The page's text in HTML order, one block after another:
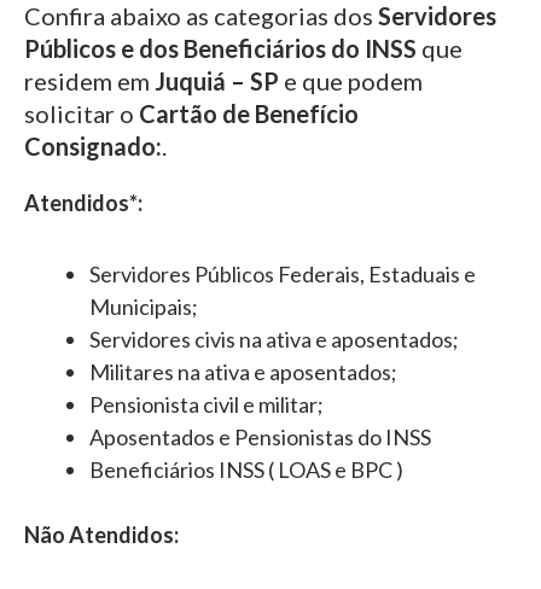
Confira abaixo as categorias dos Servidores
Públicos e dos Beneficiários do INSS que
residem em Juquiá – SP e que podem
solicitar o Cartão de Benefício
Consignado:.
Atendidos*:
Servidores Públicos Federais, Estaduais e
Municipais;
Servidores civis na ativa e aposentados;
Militares na ativa e aposentados;
Pensionista civil e militar;
Aposentados e Pensionistas do INSS
Beneficiários INSS ( LOAS e BPC )
Não Atendidos: